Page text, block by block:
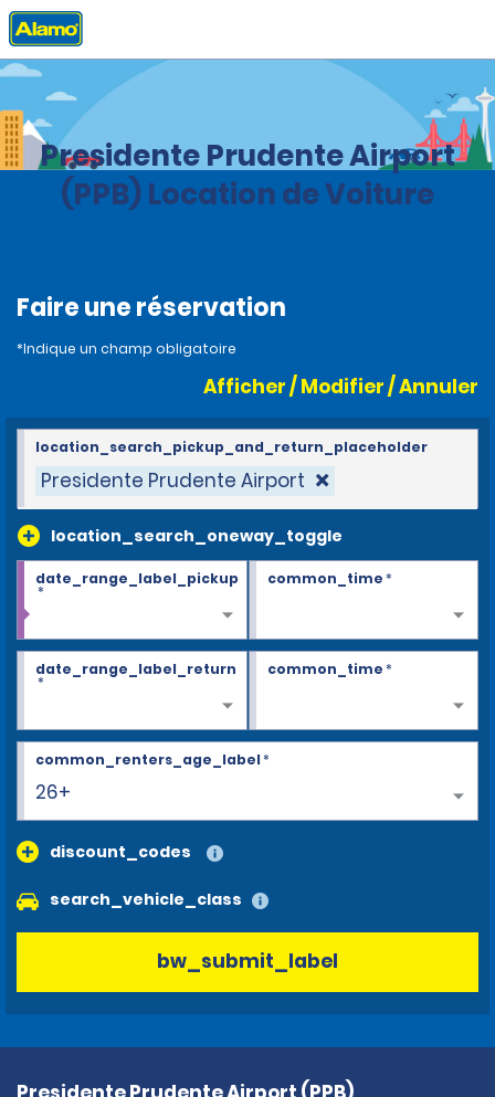
Accueil Agences
Presidente Prudente Airport
(PPB) Location de Voiture
Faire une réservation
*Indique un champ obligatoire
Afficher / Modifier / Annuler
Presidente Prudente Airport
location_search_oneway_toggle
location_search_pickup_and_return_placeholder
date_range_label_pickup
*
common_time*
date_range_label_return
*
common_time*
26+
common_renters_age_label*
discount_codes
search_vehicle_class
bw_submit_label